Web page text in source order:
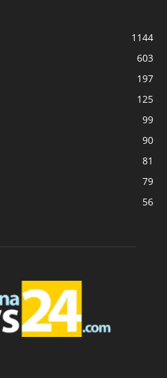
1144
603
197
125
99
90
81
79
56